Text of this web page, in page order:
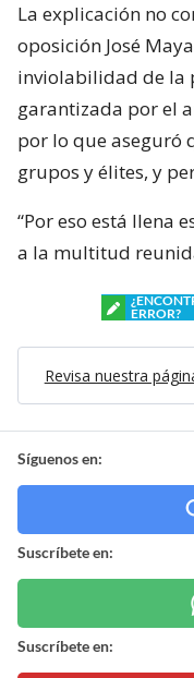
La explicación no
oposición José
inviolabilidad de la
garantizada por el
por lo que aseguró
grupos y élites, y
“Por eso está llena
a la multitud
ERROR?
Revisa nuestra
Síguenos en:
Suscríbete en:
Suscríbete en: